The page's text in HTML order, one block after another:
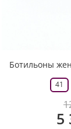
Ботильоны
41
5